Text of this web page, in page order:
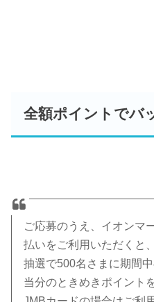
全額ポイントでバ
ご応募のうえ、イオンマ
払いをご利用いただくと
抽選で500名さまに期間
当分のときめきポイント